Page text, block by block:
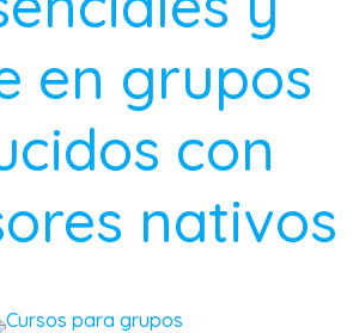
en grupos
con
nativos